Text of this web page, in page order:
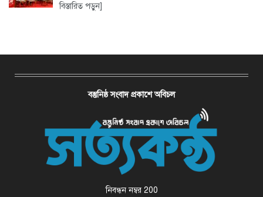
বিস্তারিত পড়ুন]
বস্তুনিষ্ঠ সংবাদ প্রকাশে অবিচল
নিবন্ধন নম্বর 200